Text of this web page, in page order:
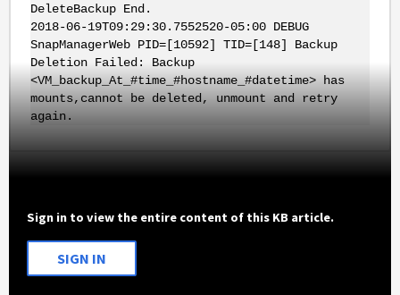
DeleteBackup End.
2018-06-19T09:29:30.7552520-05:00 DEBUG
SnapManagerWeb PID=[10592] TID=[148] Backup
Deletion Failed: Backup
<VM_backup_At_#time_#hostname_#datetime> has
mounts,cannot be deleted, unmount and retry
again.
Sign in to view the entire content of this KB article.
SIGN IN